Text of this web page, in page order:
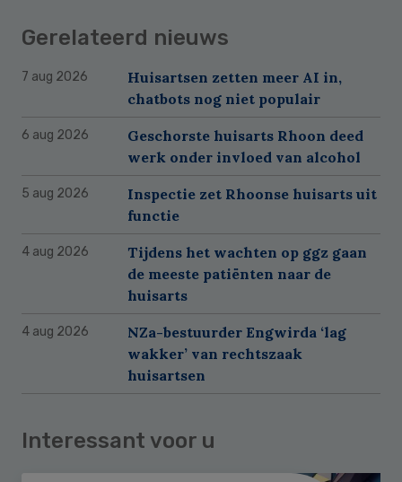
Gerelateerd nieuws
7 aug 2026
Huisartsen zetten meer AI in,
chatbots nog niet populair
6 aug 2026
Geschorste huisarts Rhoon deed
werk onder invloed van alcohol
5 aug 2026
Inspectie zet Rhoonse huisarts uit
functie
4 aug 2026
Tijdens het wachten op ggz gaan
de meeste patiënten naar de
huisarts
4 aug 2026
NZa-bestuurder Engwirda ‘lag
wakker’ van rechtszaak
huisartsen
Interessant voor u